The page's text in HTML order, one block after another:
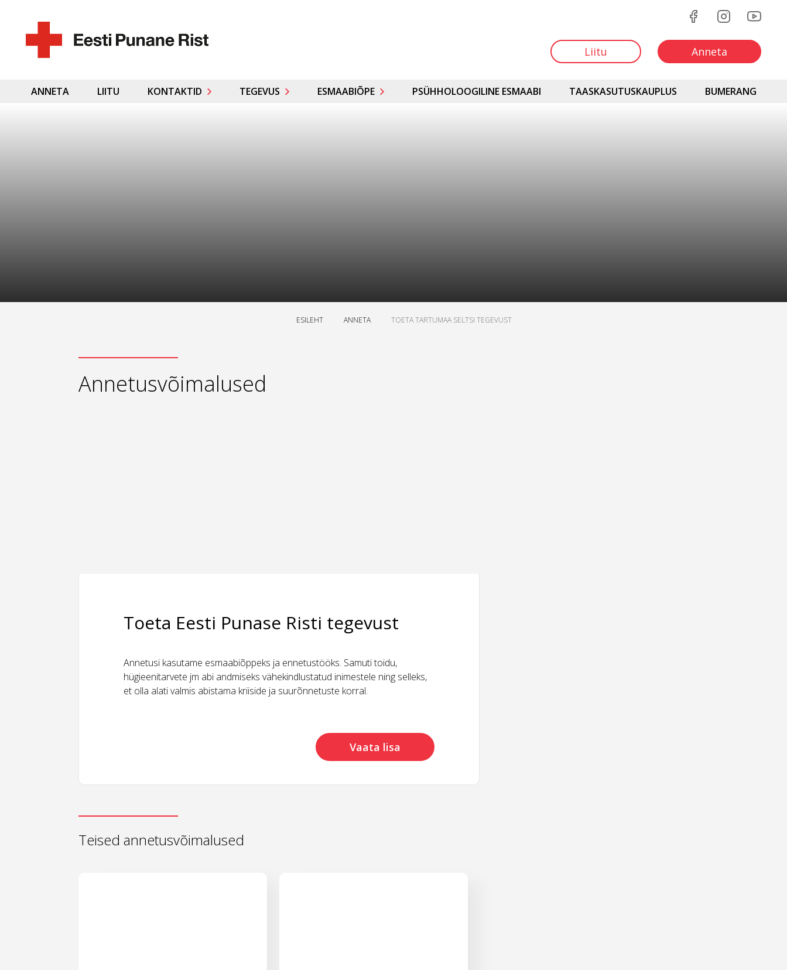
Liitu Anneta
ANNETA LIITU KONTAKTID TEGEVUS ESMAABIÕPE PSÜHHOLOOGILINE ESMAABI TAASKASUTUSKAUPLUS BUMERANG
ESILEHT ANNETA TOETA TARTUMAA SELTSI TEGEVUST
Annetusvõimalused
Toeta Eesti Punase Risti tegevust
Annetusi kasutame esmaabiõppeks ja ennetustööks. Samuti toidu,
hügieenitarvete jm abi andmiseks vähekindlustatud inimestele ning selleks,
et olla alati valmis abistama kriiside ja suurõnnetuste korral.
Vaata lisa
Teised annetusvõimalused